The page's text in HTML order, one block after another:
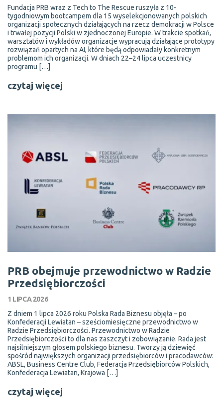
Fundacja PRB wraz z Tech to The Rescue ruszyła z 10-
tygodniowym bootcampem dla 15 wyselekcjonowanych polskich
organizacji społecznych działających na rzecz demokracji w Polsce
i trwałej pozycji Polski w zjednoczonej Europie. W trakcie spotkań,
warsztatów i wykładów organizacje wypracują działające prototypy
rozwiązań opartych na AI, które będą odpowiadały konkretnym
problemom ich organizacji. W dniach 22–24 lipca uczestnicy
programu […]
czytaj więcej
PRB obejmuje przewodnictwo w Radzie
Przedsiębiorczości
1 LIPCA 2026
Z dniem 1 lipca 2026 roku Polska Rada Biznesu objęła – po
Konfederacji Lewiatan – sześciomiesięczne przewodnictwo w
Radzie Przedsiębiorczości. Przewodnictwo w Radzie
Przedsiębiorczości to dla nas zaszczyt i zobowiązanie. Rada jest
najsilniejszym głosem polskiego biznesu. Tworzy ją dziewięć
spośród największych organizacji przedsiębiorców i pracodawców:
ABSL, Business Centre Club, Federacja Przedsiębiorców Polskich,
Konfederacja Lewiatan, Krajowa […]
czytaj więcej